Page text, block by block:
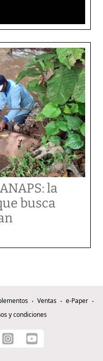
la
busca
Ventas
e-Paper
y condiciones